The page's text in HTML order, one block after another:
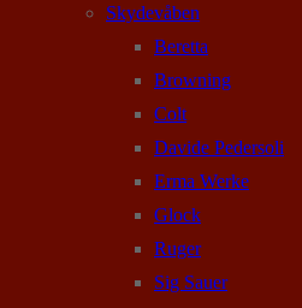
Skydevåben
Beretta
Browning
Colt
Davide Pedersoli
Erma Werke
Glock
Ruger
Sig Sauer